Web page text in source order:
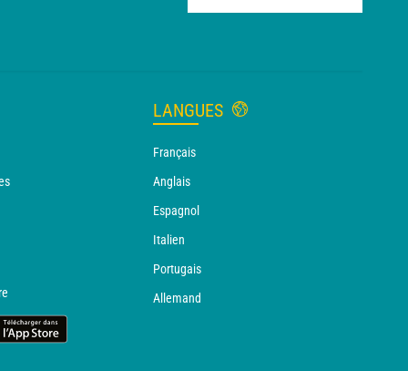
LANGUES
Français
Anglais
Espagnol
Italien
Portugais
Allemand